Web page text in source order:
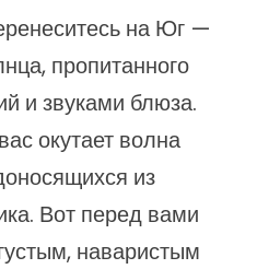
на Юг —
пропитанного
и звуками блюза.
окутает волна
из
Вот перед вами
наваристым